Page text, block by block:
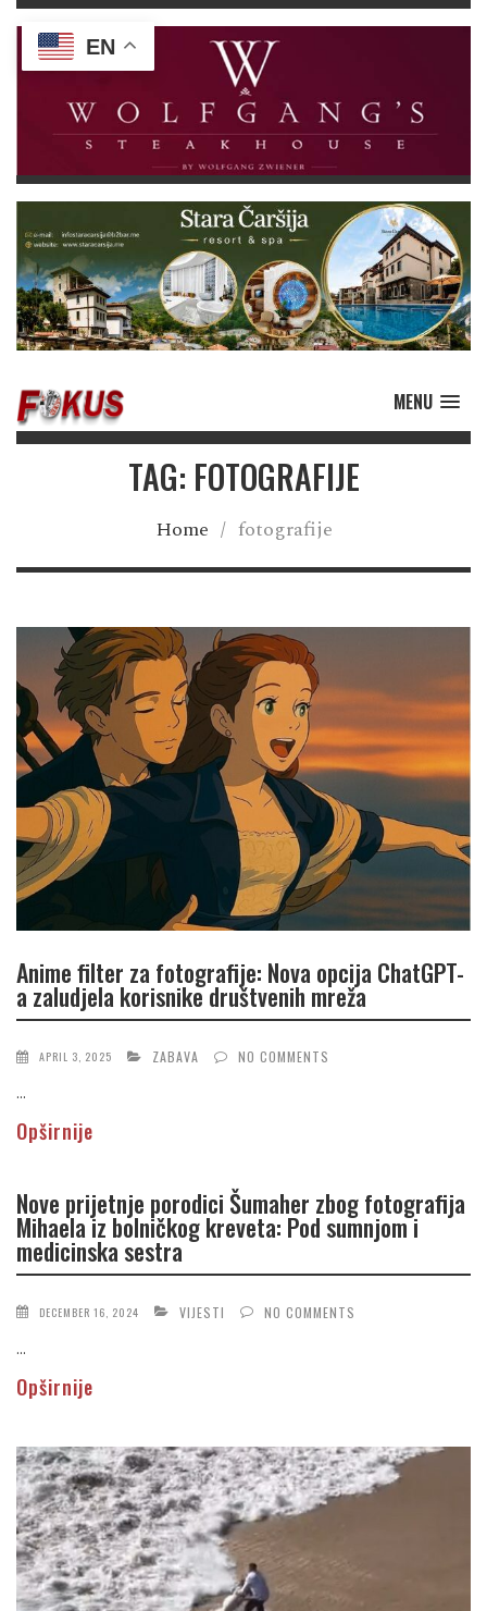
MENU
TAG: FOTOGRAFIJE
Home / fotografije
Anime filter za fotografije: Nova opcija ChatGPT-
a zaludjela korisnike društvenih mreža
APRIL 3, 2025 ZABAVA NO COMMENTS
...
Opširnije
Nove prijetnje porodici Šumaher zbog fotografija
Mihaela iz bolničkog kreveta: Pod sumnjom i
medicinska sestra
DECEMBER 16, 2024 VIJESTI NO COMMENTS
...
Opširnije
EN